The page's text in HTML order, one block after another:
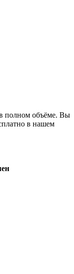
полном объёме. Вы
в нашем